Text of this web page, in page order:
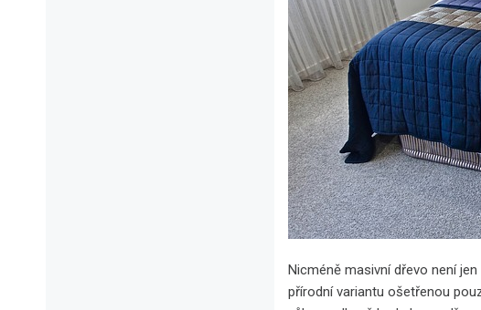
Nicméně masivní dřevo není
přírodní variantu ošetřenou